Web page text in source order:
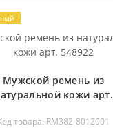
Мужской ремень из
кожи арт.
товара: RM382-8012001